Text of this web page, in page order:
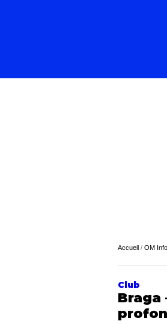
Accueil / OM Info
Club
Braga